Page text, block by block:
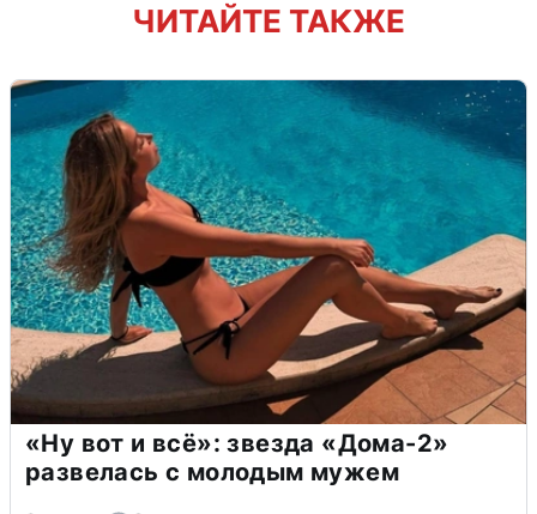
ЧИТАЙТЕ ТАКЖЕ
«Ну вот и всё»: звезда «Дома-2»
развелась с молодым мужем